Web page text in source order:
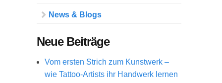
News & Blogs
Neue Beiträge
Vom ersten Strich zum Kunstwerk –
wie Tattoo-Artists ihr Handwerk lernen